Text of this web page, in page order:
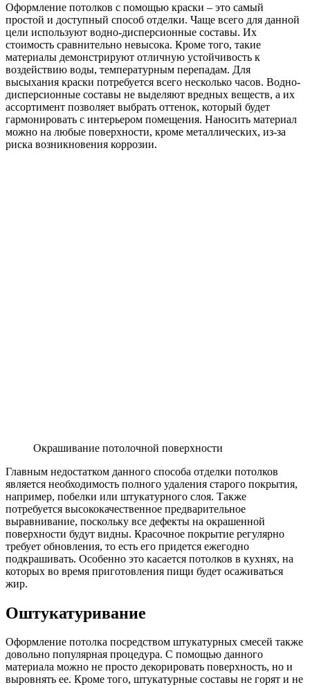
Оформление потолков с помощью краски – это самый
простой и доступный способ отделки. Чаще всего для данной
цели используют водно-дисперсионные составы. Их
стоимость сравнительно невысока. Кроме того, такие
материалы демонстрируют отличную устойчивость к
воздействию воды, температурным перепадам. Для
высыхания краски потребуется всего несколько часов. Водно-
дисперсионные составы не выделяют вредных веществ, а их
ассортимент позволяет выбрать оттенок, который будет
гармонировать с интерьером помещения. Наносить материал
можно на любые поверхности, кроме металлических, из-за
риска возникновения коррозии.
Окрашивание потолочной поверхности
Главным недостатком данного способа отделки потолков
является необходимость полного удаления старого покрытия,
например, побелки или штукатурного слоя. Также
потребуется высококачественное предварительное
выравнивание, поскольку все дефекты на окрашенной
поверхности будут видны. Красочное покрытие регулярно
требует обновления, то есть его придется ежегодно
подкрашивать. Особенно это касается потолков в кухнях, на
которых во время приготовления пищи будет осаживаться
жир.
Оштукатуривание
Оформление потолка посредством штукатурных смесей также
довольно популярная процедура. С помощью данного
материала можно не просто декорировать поверхность, но и
выровнять ее. Кроме того, штукатурные составы не горят и не